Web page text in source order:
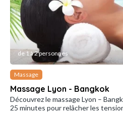
de 1 à 2 personnes
Massage
Massage Lyon - Bangkok
Découvrez le massage Lyon –
25 minutes pour relâcher les